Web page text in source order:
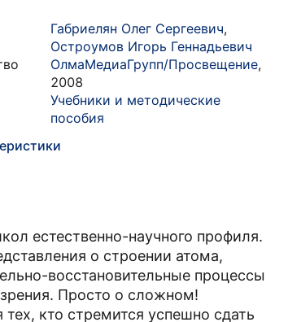
Габриелян Олег Сергеевич,
Остроумов Игорь Геннадьевич
ОлмаМедиаГрупп/Просвещение,
2008
Учебники и методические
пособия
естественно-научного профиля.
о строении атома,
восстановительные процессы
Просто о сложном!
кто стремится успешно сдать